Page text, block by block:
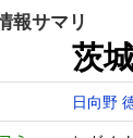
報サマリ
茨
日向野